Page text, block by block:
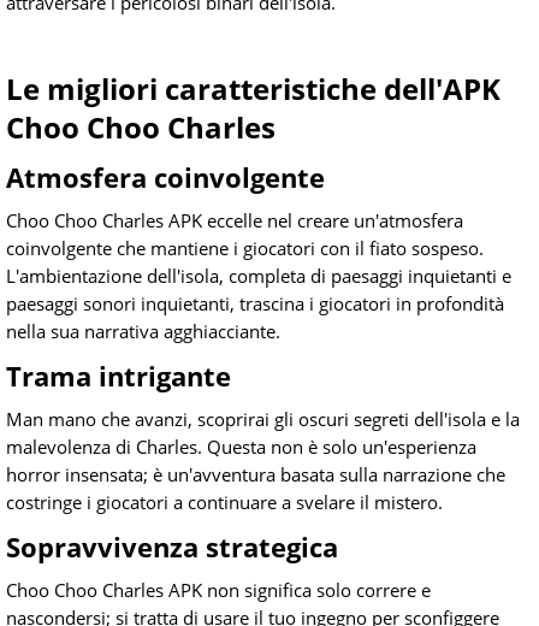
Le migliori caratteristiche dell'APK
Choo Choo Charles
Atmosfera coinvolgente
Choo Choo Charles APK eccelle nel creare un'atmosfera
coinvolgente che mantiene i giocatori con il fiato sospeso.
L'ambientazione dell'isola, completa di paesaggi inquietanti e
paesaggi sonori inquietanti, trascina i giocatori in profondità
nella sua narrativa agghiacciante.
Trama intrigante
Man mano che avanzi, scoprirai gli oscuri segreti dell'isola e la
malevolenza di Charles. Questa non è solo un'esperienza
horror insensata; è un'avventura basata sulla narrazione che
costringe i giocatori a continuare a svelare il mistero.
Sopravvivenza strategica
Choo Choo Charles APK non significa solo correre e
nascondersi; si tratta di usare il tuo ingegno per sconfiggere